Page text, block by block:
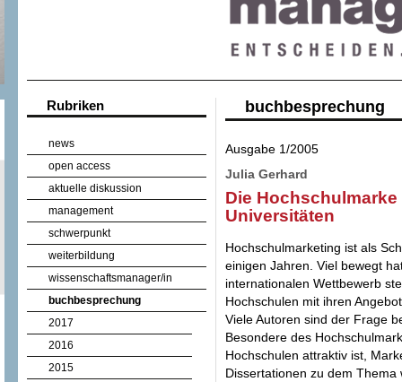
Rubriken
news
open access
aktuelle diskussion
management
schwerpunkt
weiterbildung
wissenschaftsmanager/in
buchbesprechung
2017
2016
2015
buchbesprechung
Ausgabe 1/2005
Julia Gerhard
Die
Universitäten
Hochschulmarketing ist als
einigen Jahren. Viel bewegt
internationalen Wettbewerb
Hochschulen mit ihren
Viele Autoren sind der Frage
Besondere des
Hochschulen attraktiv ist,
Dissertationen zu dem